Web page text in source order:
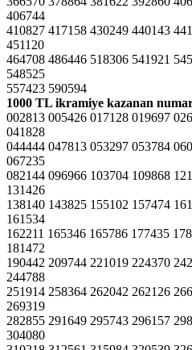
406744
410827 417158 430249 440143
451120
464708 486446 518306 541921
548525
557423 590594
1000 TL ikramiye kazanan
002813 005426 017128 019697
041828
044444 047813 053297 053784
067235
082144 096966 103704 109868
131426
138140 143825 155102 157474
161534
162211 165346 165786 177435
181472
190442 209744 221019 224370
244788
251914 258364 262042 262126
269319
282855 291649 295743 296157
304080